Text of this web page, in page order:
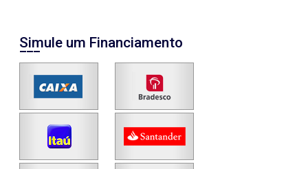
Simule um Financiamento